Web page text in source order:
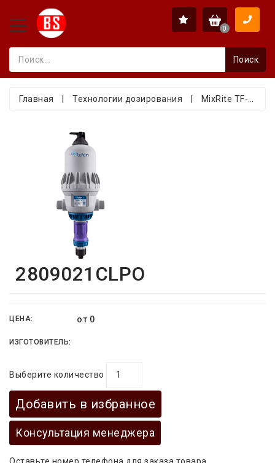
0
Поиск
Главная Технологии дозирования MixRite TF-10
2809021CLPO
ЦЕНА: от 0
ИЗГОТОВИТЕЛЬ:
Выберите количество
Добавить в избранное
Консультация менеджера